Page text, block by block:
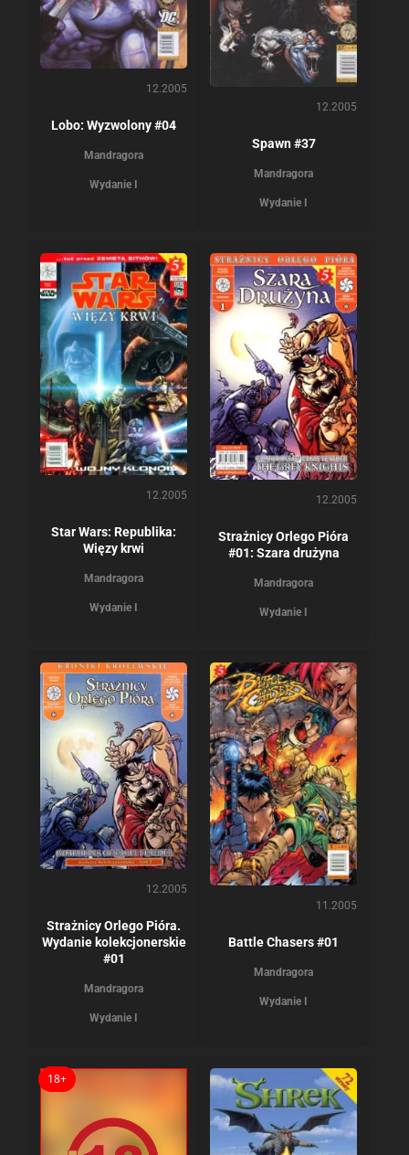
12.2005
Lobo: Wyzwolony #04
Mandragora
Wydanie I
12.2005
Spawn #37
Mandragora
Wydanie I
12.2005
Star Wars: Republika:
Więzy krwi
Mandragora
Wydanie I
12.2005
Strażnicy Orlego Pióra
#01: Szara drużyna
Mandragora
Wydanie I
12.2005
Strażnicy Orlego Pióra.
Wydanie kolekcjonerskie
#01
Mandragora
Wydanie I
11.2005
Battle Chasers #01
Mandragora
Wydanie I
18+